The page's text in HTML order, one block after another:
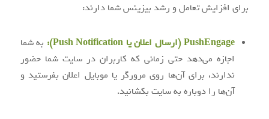
برای افزایش تعامل و رشد بیزینس شما دارند:
PushEngage (ارسال اعلان یا Push Notification):
به شما
اجازه می‌دهد حتی زمانی که کاربران در سایت شما حضور
ندارند، برای آن‌ها روی مرورگر یا موبایل اعلان بفرستید و
آن‌ها را دوباره به سایت بکشانید.